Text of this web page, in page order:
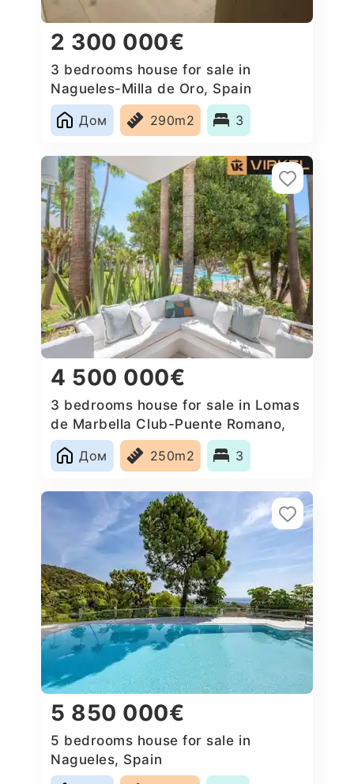
2 300 000€
3 bedrooms house for sale in
Nagueles-Milla de Oro, Spain
Дом
290m2 3
4 500 000€
3 bedrooms house for sale in Lomas
de Marbella Club-Puente Romano,
Spain
Дом
250m2 3
5 850 000€
5 bedrooms house for sale in
Nagueles, Spain